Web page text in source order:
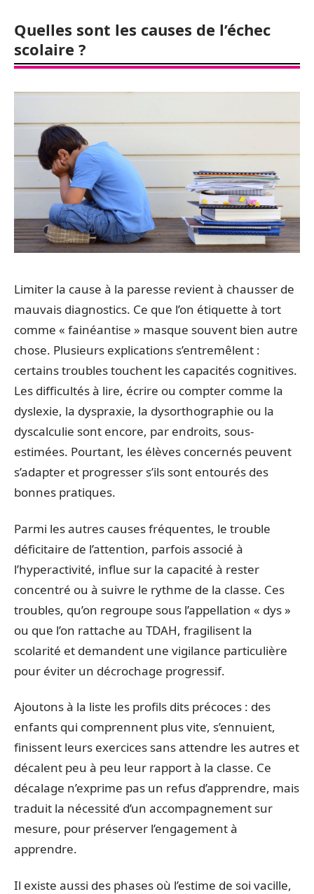
Quelles sont les causes de l’échec
scolaire ?
Limiter la cause à la paresse revient à chausser de
mauvais diagnostics. Ce que l’on étiquette à tort
comme « fainéantise » masque souvent bien autre
chose. Plusieurs explications s’entremêlent :
certains troubles touchent les capacités cognitives.
Les difficultés à lire, écrire ou compter comme la
dyslexie, la dyspraxie, la dysorthographie ou la
dyscalculie sont encore, par endroits, sous-
estimées. Pourtant, les élèves concernés peuvent
s’adapter et progresser s’ils sont entourés des
bonnes pratiques.
Parmi les autres causes fréquentes, le trouble
déficitaire de l’attention, parfois associé à
l’hyperactivité, influe sur la capacité à rester
concentré ou à suivre le rythme de la classe. Ces
troubles, qu’on regroupe sous l’appellation « dys »
ou que l’on rattache au TDAH, fragilisent la
scolarité et demandent une vigilance particulière
pour éviter un décrochage progressif.
Ajoutons à la liste les profils dits précoces : des
enfants qui comprennent plus vite, s’ennuient,
finissent leurs exercices sans attendre les autres et
décalent peu à peu leur rapport à la classe. Ce
décalage n’exprime pas un refus d’apprendre, mais
traduit la nécessité d’un accompagnement sur
mesure, pour préserver l’engagement à
apprendre.
Il existe aussi des phases où l’estime de soi vacille,